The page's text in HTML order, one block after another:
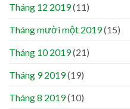
Tháng 12 2019(11)
Tháng mười một 2019(15)
Tháng 10 2019(21)
Tháng 9 2019(19)
Tháng 8 2019(10)